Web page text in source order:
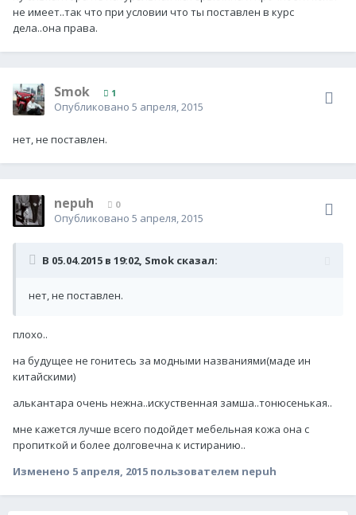
не имеет..так что при условии что ты поставлен в курс
дела..она права.
Smok 1
Опубликовано 5 апреля, 2015
нет, не поставлен.
nepuh 0
Опубликовано 5 апреля, 2015
В 05.04.2015 в 19:02, Smok сказал:
нет, не поставлен.
плохо..
на будущее не гонитесь за модными названиями(маде ин
китайскими)
алькантара очень нежна..искуственная замша..тонюсенькая..
мне кажется лучше всего подойдет мебельная кожа она с
пропиткой и более долговечна к истиранию..
Изменено 5 апреля, 2015 пользователем nepuh